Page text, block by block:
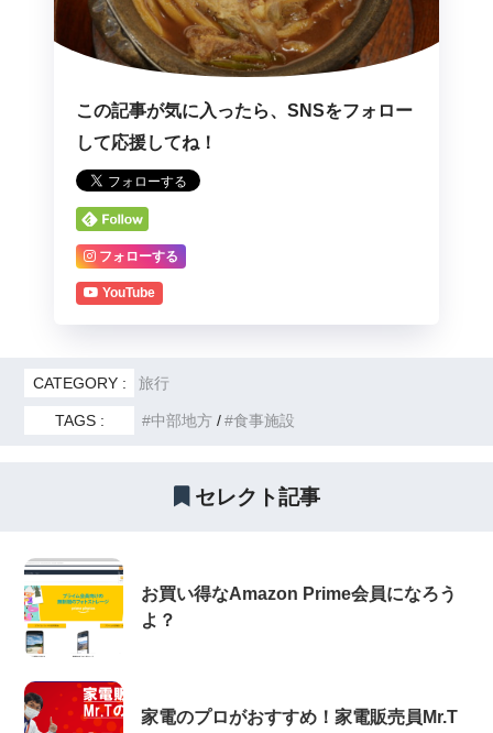
この記事が気に入ったら、SNSをフォロー
して応援してね！
フォローする
YouTube
CATEGORY : 旅行
TAGS : 中部地方 食事施設
セレクト記事
お買い得なAmazon Prime会員になろう
よ？
家電のプロがおすすめ！家電販売員Mr.T